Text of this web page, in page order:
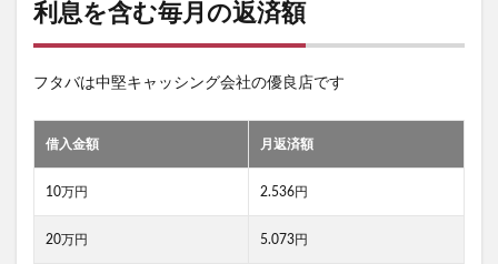
利息を含む毎月の返済額
フタバは中堅キャッシング会社の優良店です
借入金額 月返済額
10万円 2.536円
20万円 5.073円